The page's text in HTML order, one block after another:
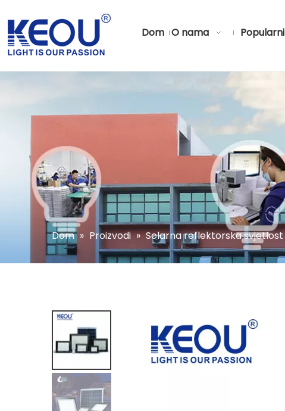
Dom O nama
Dom » Proizvodi » Solarna reflektorska svjetlost